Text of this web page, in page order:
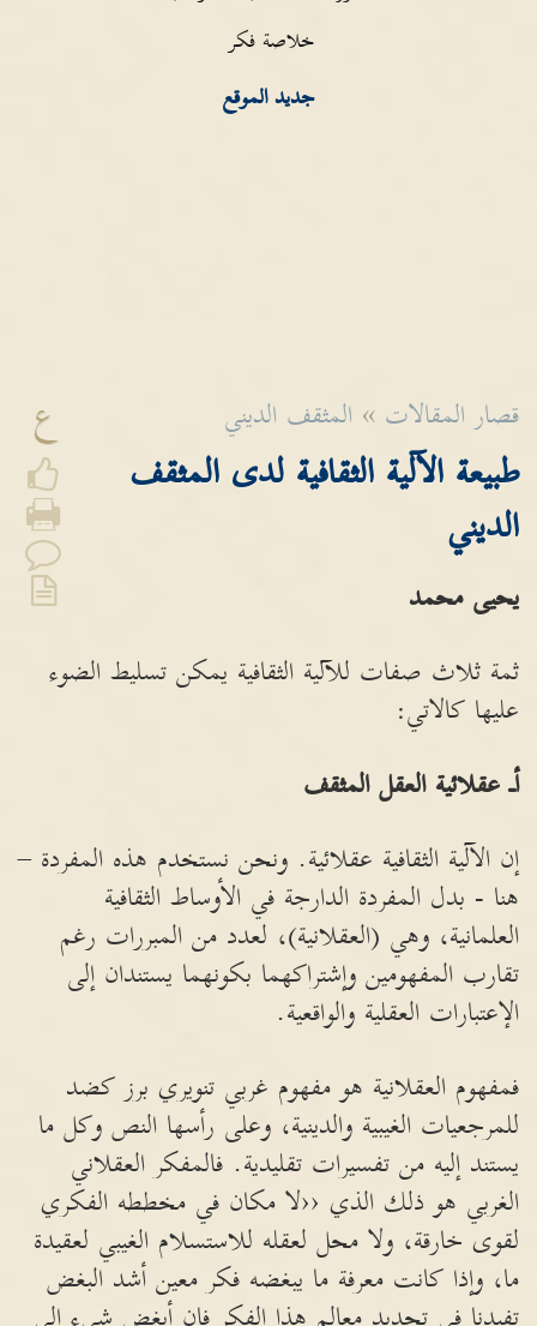
خلاصة فكر
جديد الموقع
ع قصار المقالات » المثقف الديني
طبيعة الآلية الثقافية لدى المثقف
الديني
يحيى محمد
ثمة ثلاث صفات للآلية الثقافية يمكن تسليط الضوء
عليها كالاتي:
أـ عقلائية العقل المثقف
إن الآلية الثقافية عقلائية. ونحن نستخدم هذه المفردة –
هنا - بدل المفردة الدارجة في الأوساط الثقافية
العلمانية، وهي (العقلانية)، لعدد من المبررات رغم
تقارب المفهومين وإشتراكهما بكونهما يستندان إلى
الإعتبارات العقلية والواقعية.
فمفهوم العقلانية هو مفهوم غربي تنويري برز كضد
للمرجعيات الغيبية والدينية، وعلى رأسها النص وكل ما
يستند إليه من تفسيرات تقليدية. فالمفكر العقلاني
الغربي هو ذلك الذي ‹‹لا مكان في مخططه الفكري
لقوى خارقة، ولا محل لعقله للاستسلام الغيبي لعقيدة
ما، وإذا كانت معرفة ما يبغضه فكر معين أشد البغض